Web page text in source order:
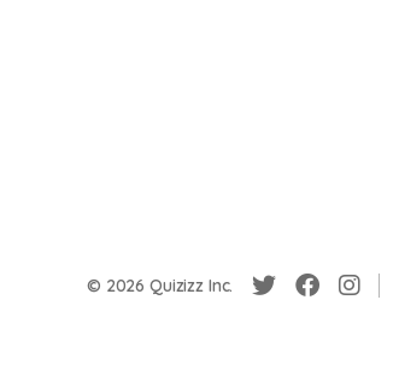
© 2026 Quizizz Inc.